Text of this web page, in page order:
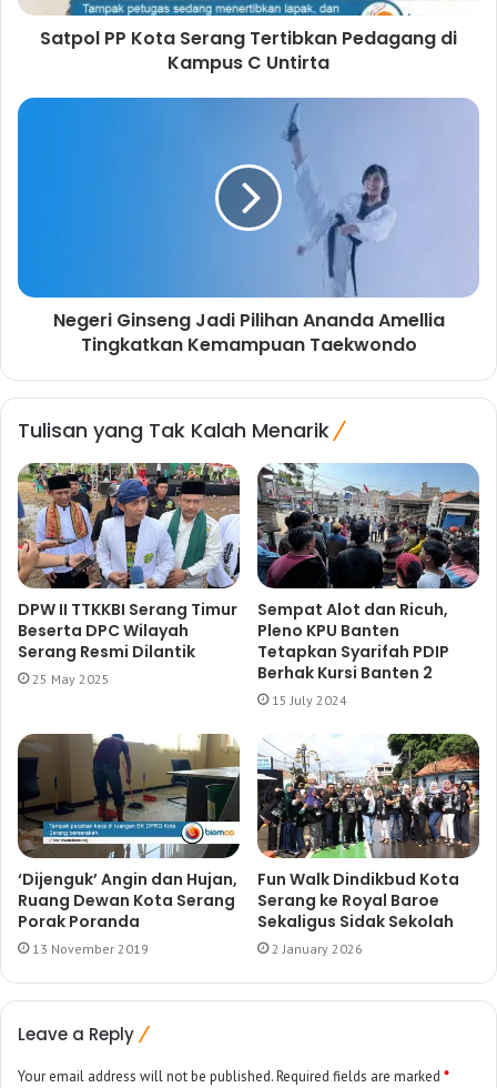
Satpol PP Kota Serang Tertibkan Pedagang di
Kampus C Untirta
Negeri Ginseng Jadi Pilihan Ananda Amellia
Tingkatkan Kemampuan Taekwondo
Tulisan yang Tak Kalah Menarik
DPW II TTKKBI Serang Timur
Beserta DPC Wilayah
Serang Resmi Dilantik
25 May 2025
Sempat Alot dan Ricuh,
Pleno KPU Banten
Tetapkan Syarifah PDIP
Berhak Kursi Banten 2
15 July 2024
‘Dijenguk’ Angin dan Hujan,
Ruang Dewan Kota Serang
Porak Poranda
13 November 2019
Fun Walk Dindikbud Kota
Serang ke Royal Baroe
Sekaligus Sidak Sekolah
2 January 2026
Leave a Reply
Your email address will not be published.Required fields are marked *